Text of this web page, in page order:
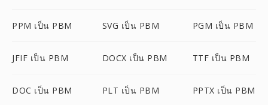
PPM เป็น PBM SVG เป็น PBM PGM เป็น PBM
JFIF เป็น PBM DOCX เป็น PBM TTF เป็น PBM
DOC เป็น PBM PLT เป็น PBM PPTX เป็น PBM